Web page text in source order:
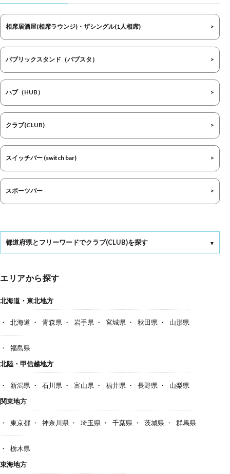
相席居酒屋(相席ラウンジ)・ザシングル(1人相席)
パブリックスタンド（パブスタ）
ハブ（HUB）
クラブ(CLUB)
スイッチバー (switch bar)
スポーツバー
都道府県とフリーワードでクラブ(CLUB)を探す
エリアから探す
北海道・東北地方
北海道 青森県 岩手県 宮城県 秋田県 山形県
福島県
北陸・甲信越地方
新潟県 石川県 富山県 福井県 長野県
山梨県
関東地方
東京都 神奈川県 埼玉県 千葉県 茨城県 群馬県
栃木県
東海地方